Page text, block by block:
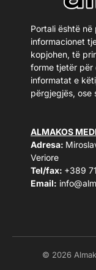
Portali është
informacionet
kopjohen, të
forme tjetër për
informatat e
përgjegjës, ose
ALMAKOS
Adresa:
Veriore
Tel/fax: +389
Email:
© 2026